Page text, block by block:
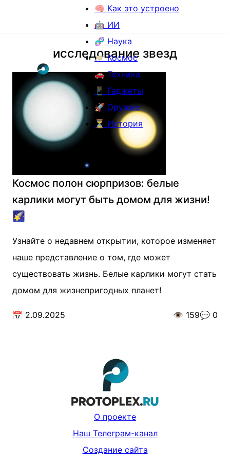
🧠 Как это устроено
🤖 ИИ
🧬 Наука
🪐 Космос
🚗 Техника
📱 Гаджеты
🚀 Оружие
⏳ История
исследование звезд
Космос полон сюрпризов: белые
карлики могут быть домом для жизни!
🌠
Узнайте о недавнем открытии, которое изменяет
наше представление о том, где может
существовать жизнь. Белые карлики могут стать
домом для жизнепригодных планет!
📅 2.09.2025 👁️ 159💬 0
О проекте
Наш Телеграм-канал
Создание сайта